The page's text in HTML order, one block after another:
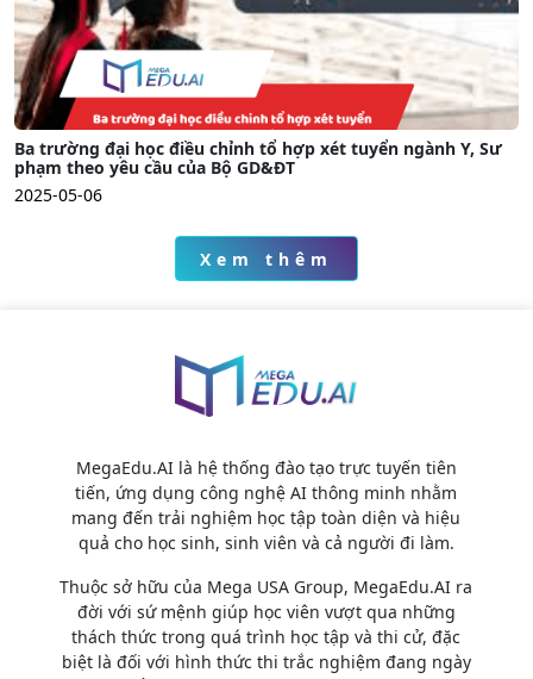
Ba trường đại học điều chỉnh tổ hợp xét tuyển ngành Y, Sư
phạm theo yêu cầu của Bộ GD&ĐT
2025-05-06
Xem thêm
MegaEdu.AI là hệ thống đào tạo trực tuyến tiên
tiến, ứng dụng công nghệ AI thông minh nhằm
mang đến trải nghiệm học tập toàn diện và hiệu
quả cho học sinh, sinh viên và cả người đi làm.
Thuộc sở hữu của Mega USA Group, MegaEdu.AI ra
đời với sứ mệnh giúp học viên vượt qua những
thách thức trong quá trình học tập và thi cử, đặc
biệt là đối với hình thức thi trắc nghiệm đang ngày